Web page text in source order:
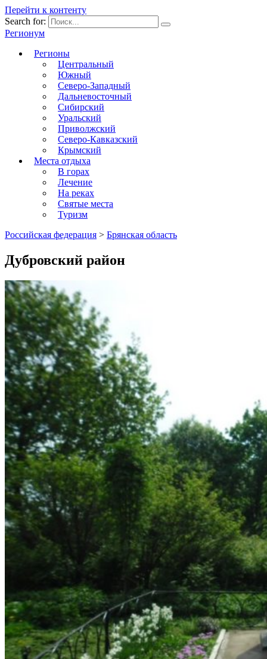
Перейти к контенту
Search for:
Регионум
Регионы
Центральный
Южный
Северо-Западный
Дальневосточный
Сибирский
Уральский
Приволжский
Северо-Кавказский
Крымский
Места отдыха
В горах
Лечение
На реках
Святые места
Туризм
Российская федерация > Брянская область
Дубровский район